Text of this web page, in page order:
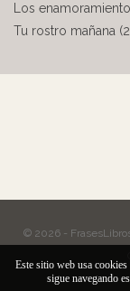
Los
Tu rostro mañana
© 2026 -
Este sitio web usa
sigue navegando